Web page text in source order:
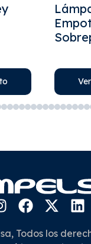
Todos los